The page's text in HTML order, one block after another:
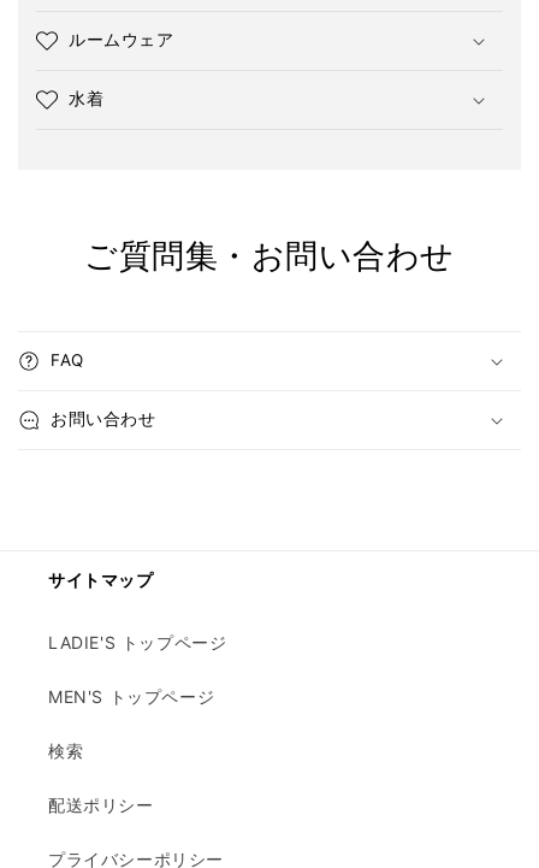
ルームウェア
水着
ご質問集・お問い合わせ
FAQ
お問い合わせ
サイトマップ
LADIE'S トップページ
MEN'S トップページ
検索
配送ポリシー
プライバシーポリシー